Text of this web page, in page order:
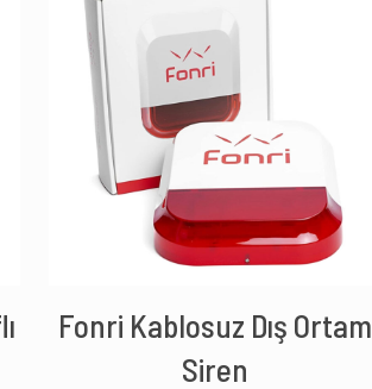
Fonri Kablosuz Dış Ortam
Siren